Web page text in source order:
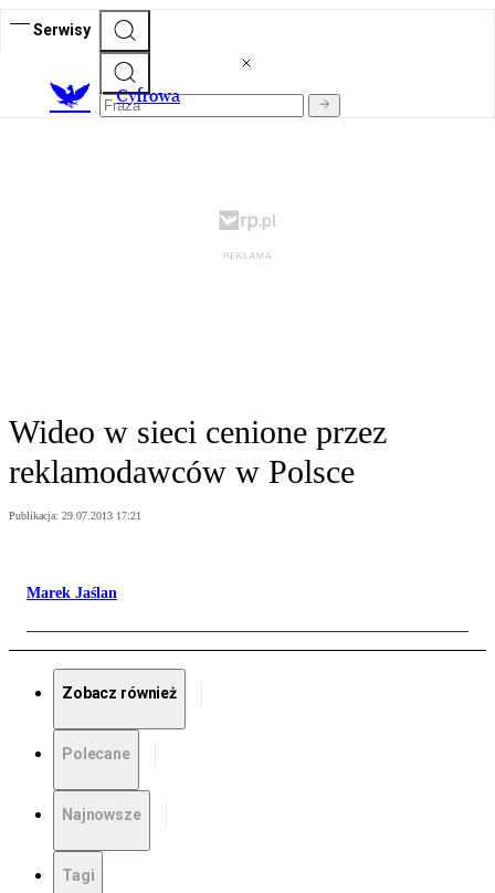
Serwisy
Cyfrowa
Wideo w sieci cenione przez
reklamodawców w Polsce
Publikacja: 29.07.2013 17:21
Marek Jaślan
Zobacz również
Polecane
Najnowsze
Tagi